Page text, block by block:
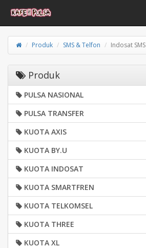
Produk SMS & Telfon Indosat SMS
Produk
PULSA NASIONAL
PULSA TRANSFER
KUOTA AXIS
KUOTA BY.U
KUOTA INDOSAT
KUOTA SMARTFREN
KUOTA TELKOMSEL
KUOTA THREE
KUOTA XL